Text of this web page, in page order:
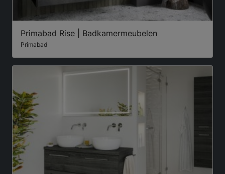
Primabad Rise | Badkamermeubelen
Primabad